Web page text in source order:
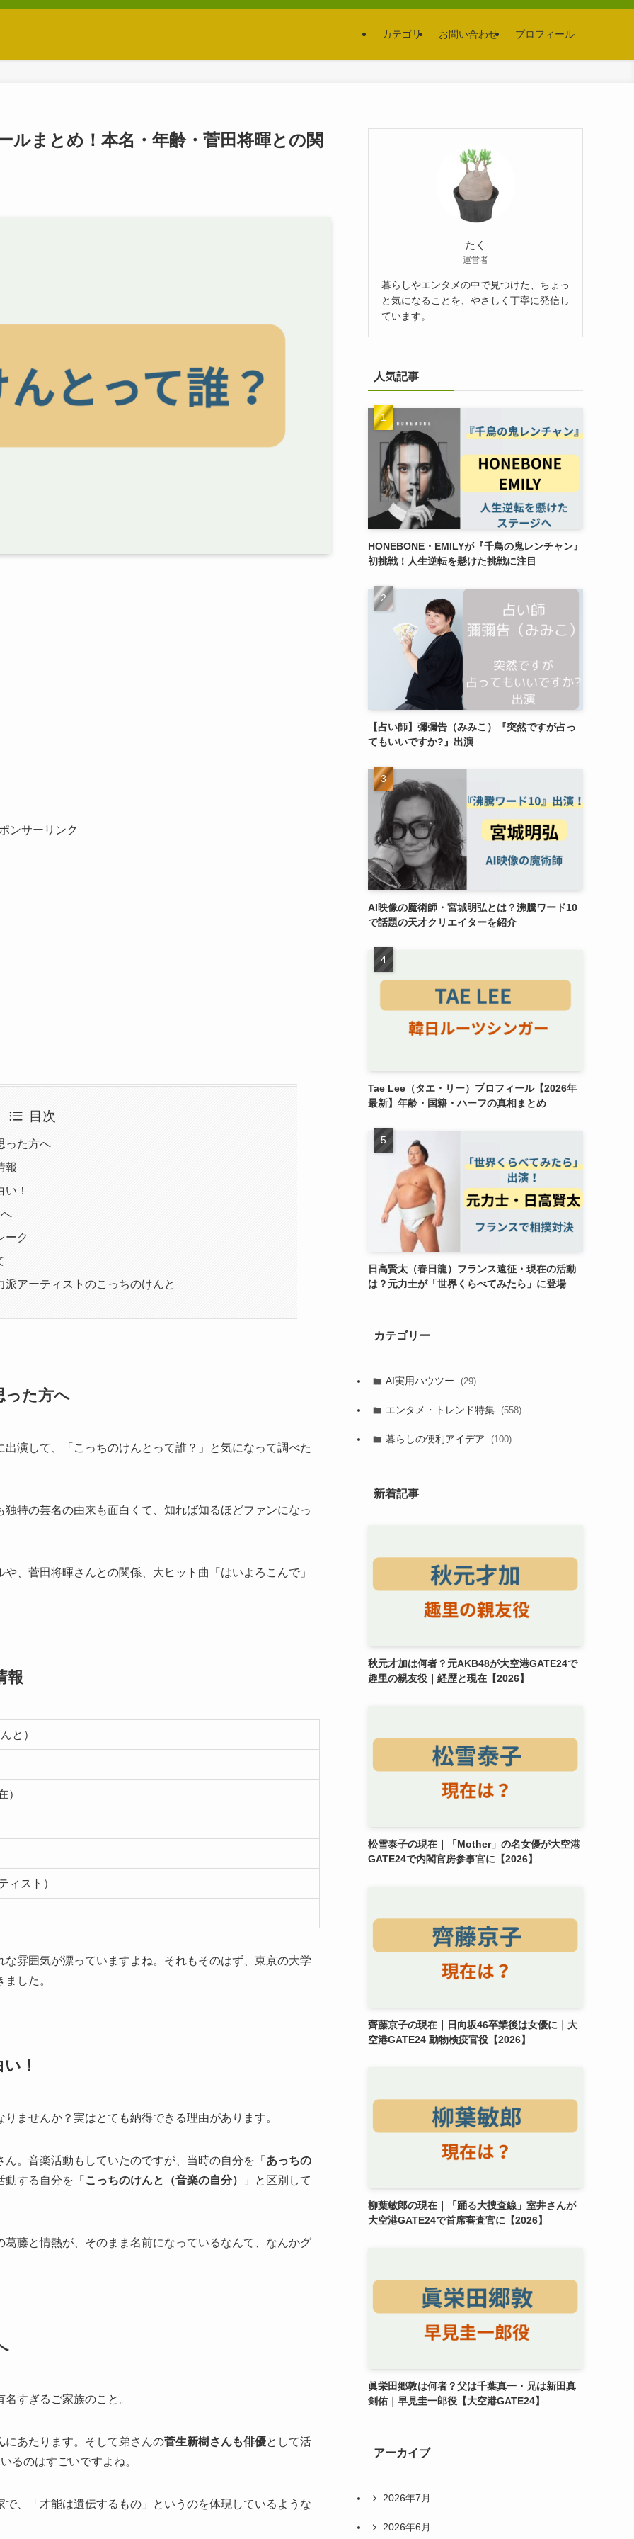
カテゴリ お問い合わせ プロフィール
ルまとめ！本名・年齢・菅田将暉との関
ンサーリンク
目次
った方へ
報
！
ーク
アーティストのこっちのけんと
った方へ
演して、「こっちのけんとって誰？」と気になって調べた
独特の芸名の由来も面白くて、知れば知るほどファンになっ
、菅田将暉さんとの関係、大ヒット曲「はいよろこんで」
報
と）
）
ィスト）
雰囲気が漂っていますよね。それもそのはず、東京の大学
した。
！
ませんか？実はとても納得できる理由があります。
。音楽活動もしていたのですが、当時の自分を「 あっちの
する自分を「 こっちのけんと（音楽の自分） 」と区別して
藤と情熱が、そのまま名前になっているなんて、なんかグ
すぎるご家族のこと。
にあたります。そして弟さんの菅生新樹さんも俳優として活
るのはすごいですよね。
、「才能は遺伝するもの」というのを体現しているような
たく
運営者
暮らしやエンタメの中で見つけた、ちょっ
と気になることを、やさしく丁寧に発信し
ています。
人気記事
HONEBONE・EMILYが『千鳥の鬼レンチャン』
初挑戦！人生逆転を懸けた挑戦に注目
【占い師】彌彌告（みみこ）『突然ですが占っ
てもいいですか?』出演
AI映像の魔術師・宮城明弘とは？沸騰ワード10
で話題の天才クリエイターを紹介
Tae Lee（タエ・リー）プロフィール【2026年
最新】年齢・国籍・ハーフの真相まとめ
日高賢太（春日龍）フランス遠征・現在の活動
は？元力士が「世界くらべてみたら」に登場
カテゴリー
AI実用ハウツー (29)
エンタメ・トレンド特集 (558)
暮らしの便利アイデア (100)
新着記事
秋元才加は何者？元AKB48が大空港GATE24で
趣里の親友役｜経歴と現在【2026】
松雪泰子の現在｜「Mother」の名女優が大空港
GATE24で内閣官房参事官に【2026】
齊藤京子の現在｜日向坂46卒業後は女優に｜大
空港GATE24 動物検疫官役【2026】
柳葉敏郎の現在｜「踊る大捜査線」室井さんが
大空港GATE24で首席審査官に【2026】
眞栄田郷敦は何者？父は千葉真一・兄は新田真
剣佑｜早見圭一郎役【大空港GATE24】
アーカイブ
2026年7月
2026年6月